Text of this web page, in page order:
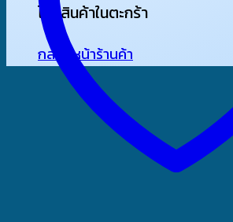
ไม่มีสินค้าในตะกร้า
กลับสู่หน้าร้านค้า